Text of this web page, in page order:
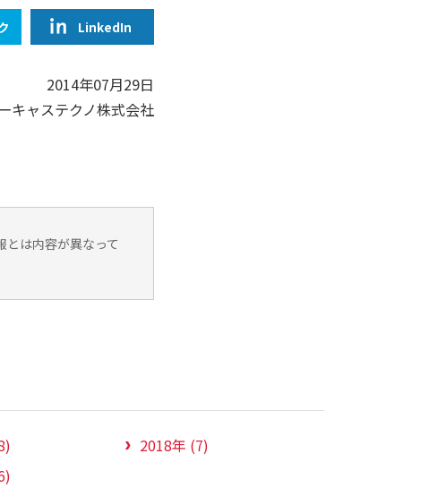
LinkedIn
2014年07月29日
キャステクノ株式会社
とは内容が異なって
2018年 (7)